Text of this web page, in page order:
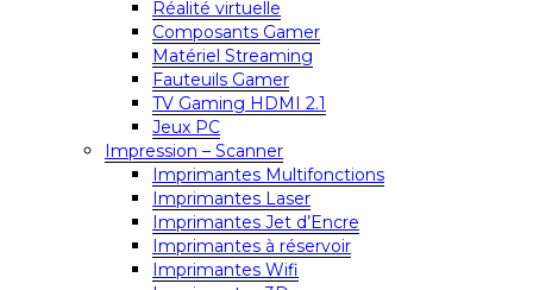
Réalité virtuelle
Composants Gamer
Matériel Streaming
Fauteuils Gamer
TV Gaming HDMI 2.1
Jeux PC
Impression – Scanner
Imprimantes Multifonctions
Imprimantes Laser
Imprimantes Jet d’Encre
Imprimantes à réservoir
Imprimantes Wifi